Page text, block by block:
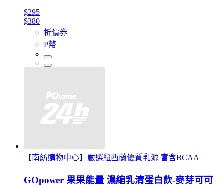
$295
$380
折價券
P幣
【南紡購物中心】嚴選紐西蘭優質乳源 富含BCAA
GOpower 果果能量 濃縮乳清蛋白飲-麥芽可可